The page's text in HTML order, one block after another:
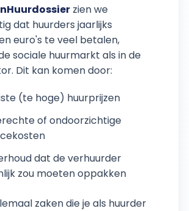
zien we
dat huurders jaarlijks
euro's te veel betalen,
sociale huurmarkt als in de
Dit kan komen door:
(te hoge) huurprijzen
of ondoorzichtige
dat de verhuurder
zou moeten oppakken
zaken die je als huurder